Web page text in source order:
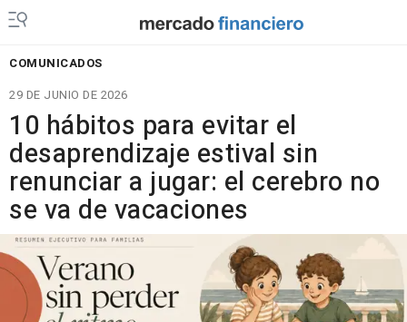
COMUNICADOS
29 DE JUNIO DE 2026
10 hábitos para evitar el
desaprendizaje estival sin
renunciar a jugar: el cerebro no
se va de vacaciones